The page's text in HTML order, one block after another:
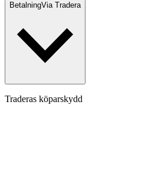
BetalningVia Tradera
Traderas köparskydd